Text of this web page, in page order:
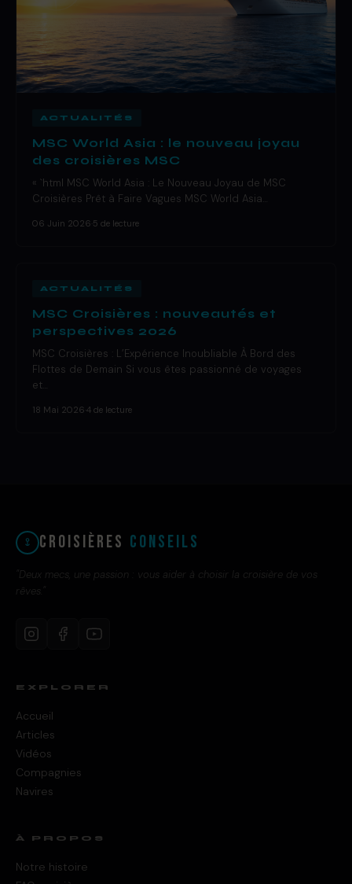
ACTUALITÉS
MSC World Asia : le nouveau joyau
des croisières MSC
« `html MSC World Asia : Le Nouveau Joyau de MSC
Croisières Prêt à Faire Vagues MSC World Asia…
06 Juin 2026 5 de lecture
ACTUALITÉS
MSC Croisières : nouveautés et
perspectives 2026
MSC Croisières : L’Expérience Inoubliable À Bord des
Flottes de Demain Si vous êtes passionné de voyages
et…
18 Mai 2026 4 de lecture
Croisières Conseils
"Deux mecs, une passion : vous aider à choisir la croisière de vos
rêves."
EXPLORER
Accueil
Articles
Vidéos
Compagnies
Navires
À PROPOS
Notre histoire